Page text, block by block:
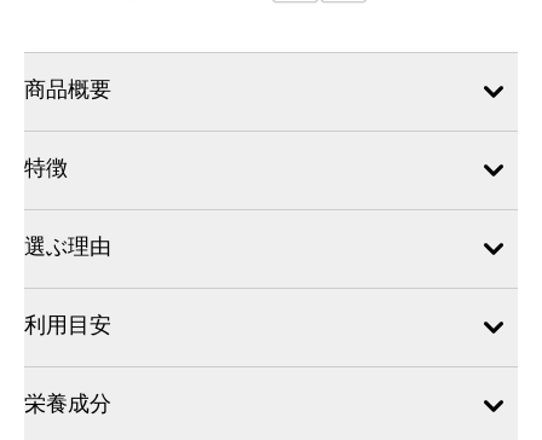
商品概要
特徴
選ぶ理由
利用目安
栄養成分